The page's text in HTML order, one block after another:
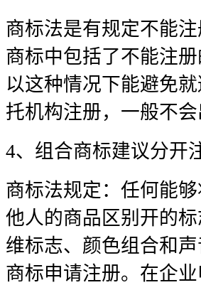
商标法是有规定不能
商标中包括了不能注
以这种情况下能避免
托机构注册，一般不
4、组合商标建议分开
商标法规定：任何能
他人的商品区别开的
维标志、颜色组合和
商标申请注册。在企